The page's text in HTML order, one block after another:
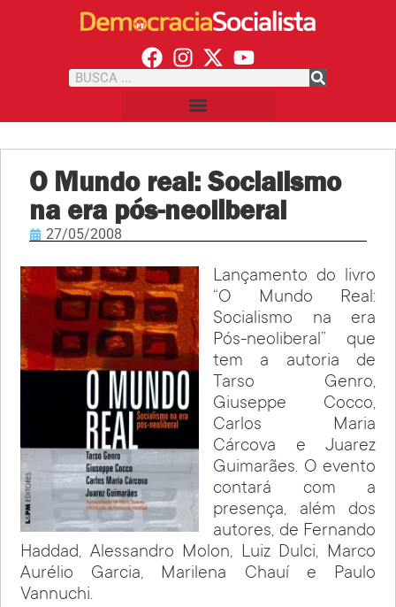
O Mundo real: Socialismo
na era pós-neoliberal
27/05/2008
Lançamento do livro
“O Mundo Real:
Socialismo na era
Pós-neoliberal” que
tem a autoria de
Tarso Genro,
Giuseppe Cocco,
Carlos Maria
Cárcova e Juarez
Guimarães. O evento
contará com a
presença, além dos
autores, de Fernando
Haddad, Alessandro Molon, Luiz Dulci, Marco
Aurélio Garcia, Marilena Chauí e Paulo
Vannuchi.